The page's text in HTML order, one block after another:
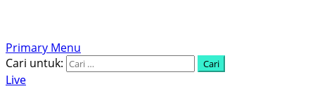
Primary Menu
Cari untuk:
Live